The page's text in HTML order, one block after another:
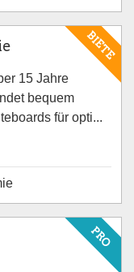
BIETE
15 Jahre
bequem
für opti...
PRO